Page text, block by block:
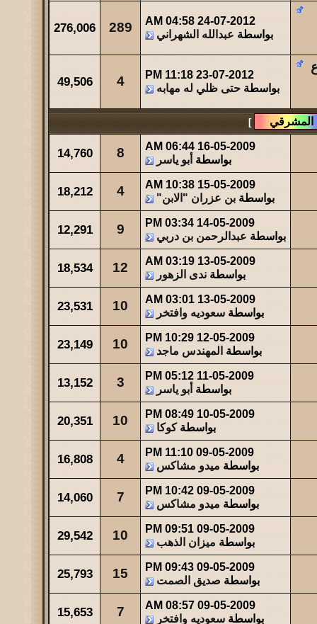
المشاهدات
34431 آخر رد: صاحب السمو
مشاركات
44001 آخر رد: والله حالة ...
مشاركات المشاهدات آخر مشاركة
0
47533 آخر رد:عبدالله بن مفرح
24-07-2012
04:58 AM
بواسطة عبدالله الشهراني 289
276,006
23-07-2012
11:18 PM
بواسطة حتى ظلي له مهابه 4
49,506
]
16-05-2009
06:44 AM
بواسطة أبو ياسر 8
14,760
15-05-2009
10:38 AM
بواسطة بن عزران "الابن" 4
18,212
14-05-2009
03:34 PM
بواسطة عبدالرحمن بن دربي 9
12,291
13-05-2009
03:19 AM
بواسطة ندى الزهور 12
18,534
13-05-2009
03:01 AM
بواسطة سعوديه وافتخر 10
23,531
12-05-2009
10:29 PM
بواسطة المهندس ماجد 10
23,149
11-05-2009
05:12 PM
بواسطة أبو ياسر 3
13,152
10-05-2009
08:49 PM
بواسطةكوكا 10
20,351
09-05-2009
11:10 PM
بواسطة ميدو مشاكس 4
16,808
09-05-2009
10:42 PM
بواسطة ميدو مشاكس 7
14,060
09-05-2009
09:51 PM
بواسطة ميزان الذهب 10
29,542
09-05-2009
09:43 PM
بواسطة صديق الصمت 15
25,793
09-05-2009
08:57 AM
بواسطة سعوديه وافتخر 7
15,653